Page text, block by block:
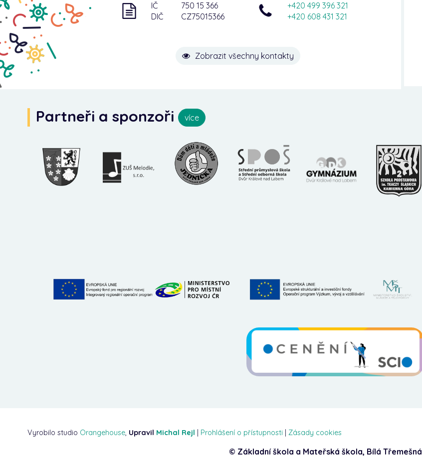
IČ
750 15 366
DIČ
CZ75015366
+420 499 396 321
+420 608 431 321
Zobrazit všechny kontakty
Partneři a sponzoři více
Vyrobilo studio Orangehouse, Upravil Michal Rejl | Prohlášení o přístupnosti |Zásady cookies
© Základní škola a Mateřská škola, Bílá Třemešná